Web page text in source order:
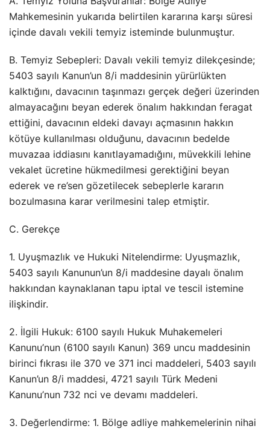
Mahkemesinin yukarıda belirtilen kararına karşı süresi
içinde davalı vekili temyiz isteminde bulunmuştur.
B. Temyiz Sebepleri: Davalı vekili temyiz dilekçesinde;
5403 sayılı Kanun’un 8/i maddesinin yürürlükten
kalktığını, davacının taşınmazı gerçek değeri üzerinden
almayacağını beyan ederek önalım hakkından feragat
ettiğini, davacının eldeki davayı açmasının hakkın
kötüye kullanılması olduğunu, davacının bedelde
muvazaa iddiasını kanıtlayamadığını, müvekkili lehine
vekalet ücretine hükmedilmesi gerektiğini beyan
ederek ve re’sen gözetilecek sebeplerle kararın
bozulmasına karar verilmesini talep etmiştir.
C. Gerekçe
1. Uyuşmazlık ve Hukuki Nitelendirme: Uyuşmazlık,
5403 sayılı Kanunun’un 8/i maddesine dayalı önalım
hakkından kaynaklanan tapu iptal ve tescil istemine
ilişkindir.
2. İlgili Hukuk: 6100 sayılı Hukuk Muhakemeleri
Kanunu’nun (6100 sayılı Kanun) 369 uncu maddesinin
birinci fıkrası ile 370 ve 371 inci maddeleri, 5403 sayılı
Kanun’un 8/i maddesi, 4721 sayılı Türk Medeni
Kanunu’nun 732 nci ve devamı maddeleri.
3. Değerlendirme: 1. Bölge adliye mahkemelerinin nihai